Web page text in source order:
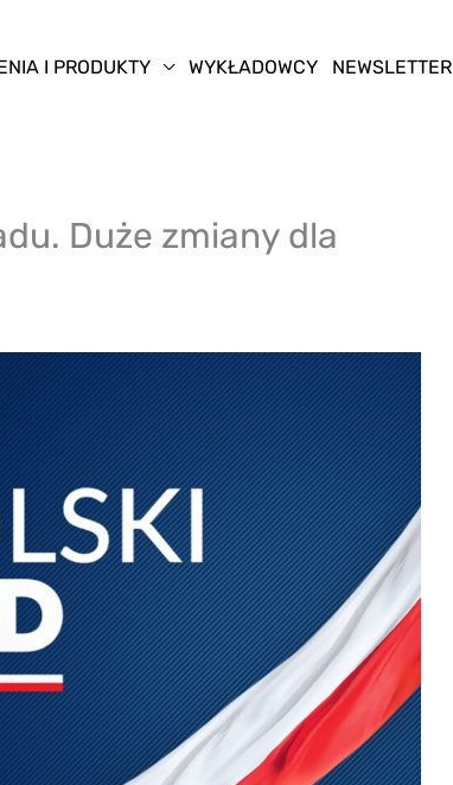
I PRODUKTY WYKŁADOWCY NEWSLETTER
Duże zmiany dla